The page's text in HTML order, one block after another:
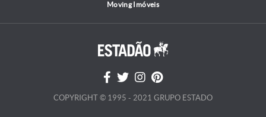
Moving Imóveis
COPYRIGHT © 1995 - 2021 GRUPO ESTADO